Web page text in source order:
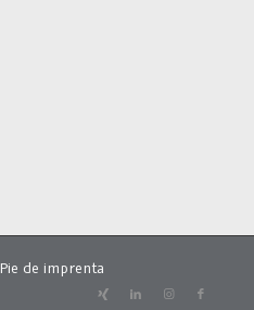
Pie de imprenta